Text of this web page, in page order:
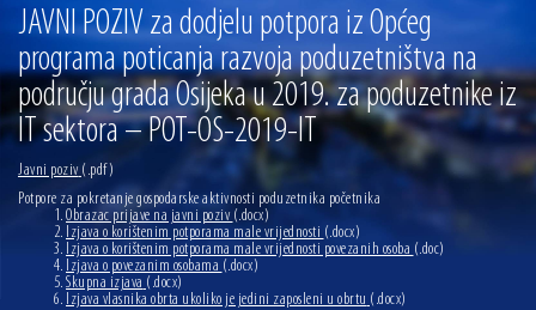
13.07.2026 | Ljetnim izdanjem Večeri vina i umjetnosti završen Vinski mjesec
07.07.2026 | Održana 8. sjednica Gradskog vijeća Grada Osijeka. Gradonačelnik
Radić istaknuo da je u osječke vrtiće upisan rekordan broj djece, te najavio cjelovitu
obnovu glavnog osječkog Trga Ante Starčevića
06.07.2026 | Brevis koncertom u Zlatnoj dvorani Musikvereina obilježio 30 godina
djelovanja
04.07.2026 | Zbog povoljnih vodostaja i pravodobnih mjera komarci ove godine pod
kontrolom
04.08.2026 | U Osijeku obilježen Dan pobjede i domovinske zahvalnosti i Dan
hrvatskih branitelja
JAVNI POZIV za dodjelu potpora iz Općeg
programa poticanja razvoja poduzetništva na
području grada Osijeka u 2019. za poduzetnike iz
IT sektora – POT-OS-2019-IT
Javni poziv (.pdf)
Potpore za pokretanje gospodarske aktivnosti poduzetnika početnika
Obrazac prijave na javni poziv (.docx)
Izjava o korištenim potporama male vrijednosti (.docx)
Izjava o korištenim potporama male vrijednosti povezanih osoba (.doc)
Izjava o povezanim osobama (.docx)
Skupna izjava (.docx)
Izjava vlasnika obrta ukoliko je jedini zaposleni u obrtu (.docx)